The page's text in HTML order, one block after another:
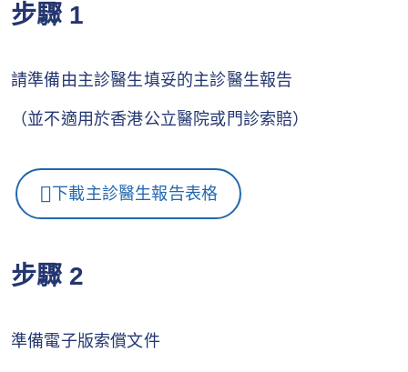
步驟 1
請準備由主診醫生填妥的主診醫生報告
（並不適用於香港公立醫院或門診索賠）
下載主診醫生報告表格
步驟 2
準備電子版索償文件